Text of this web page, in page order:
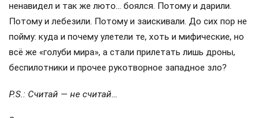
ненавидел и так же люто… боялся. Потому и дарили.
Потому и лебезили. Потому и заискивали. До сих пор не
пойму: куда и почему улетели те, хоть и мифические, но
всё же «голуби мира», а стали прилетать лишь дроны,
беспилотники и прочее рукотворное западное зло?
P.S.: Считай — не считай…